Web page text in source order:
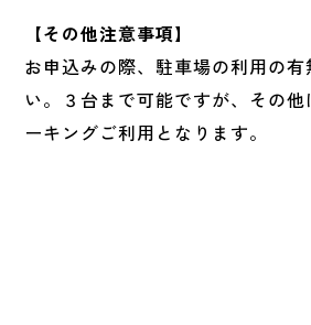
【その他注意事項】
お申込みの際、駐車場の利用の
い。３台まで可能ですが、その
ーキングご利用となります。